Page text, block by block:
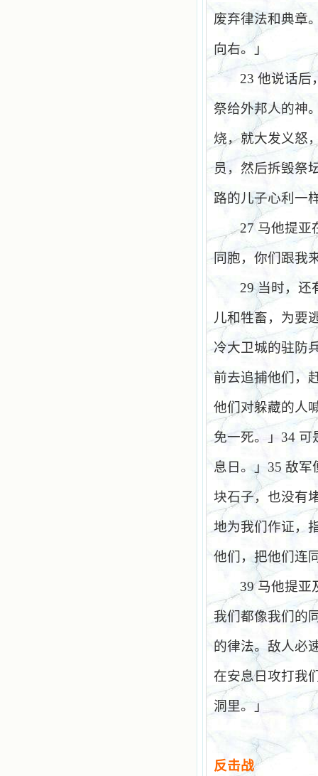
废弃律法和典章
向右。」
23他说话后
祭给外邦人的神
烧，就大发义怒
员，然后拆毁祭
路的儿子心利一
27 马他提亚
同胞，你们跟我
29当时，还
儿和牲畜，为要
冷大卫城的驻防
前去追捕他们，
他们对躲藏的人
免一死。」 34 可
息日。」 35 敌军
块石子，也没有
地为我们作证，
他们，把他们连
39马他提亚
我们都像我们的
的律法。敌人必
在安息日攻打我
洞里。」
反击战